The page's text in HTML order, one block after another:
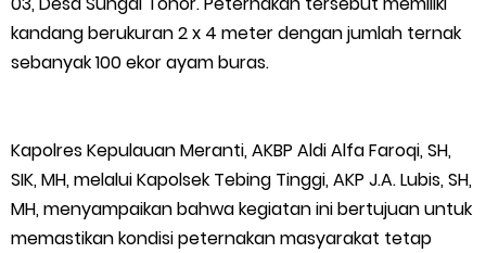
Generasi Emas Indonesia 2045
Kepulauan Meranti Borong Tiga Prestasi di ADUJAK GenRe Riau
Bupati Asmar Buka Peluang Kolaborasi Meranti–Melaka di
Bidang Ekonomi, Pendidikan, dan Pariwisata
kandang berukuran 2 x 4 meter dengan jumlah ternak
sebanyak 100 ekor ayam buras.
Kapolres Kepulauan Meranti, AKBP Aldi Alfa Faroqi, SH,
SIK, MH, melalui Kapolsek Tebing Tinggi, AKP J.A. Lubis, SH,
MH, menyampaikan bahwa kegiatan ini bertujuan untuk
memastikan kondisi peternakan masyarakat tetap